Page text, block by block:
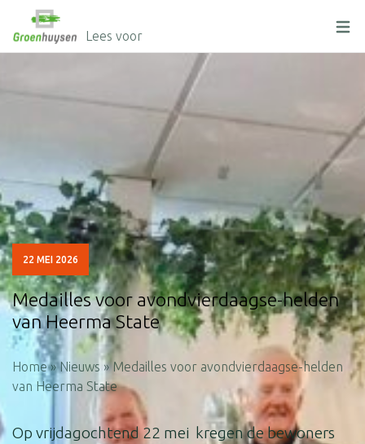
Lees voor
22 MEI 2026
Medailles voor avondvierdaagse-helden
van Heerma State
Home»Nieuws »Medailles voor avondvierdaagse-helden
van Heerma State
Op vrijdagochtend 22 mei kregen de bewoners